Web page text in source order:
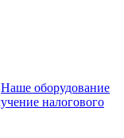
Наше оборудование
налогового